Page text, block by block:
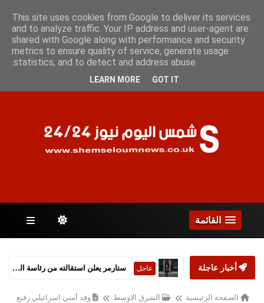
الجمعة 7 أغسطس 2026
الصفحات
القائمة
أخبار عاجلة عاجل ستارمر يعلن استقالته من رئاسة الحكومة البريطانية
الصفحة الرئيسية الشرق الاوسط
وفد أمني اسرائيلي رفيع
This site uses cookies from Google to deliver its services
and to analyze traffic. Your IP address and user-agent are
shared with Google along with performance and security
metrics to ensure quality of service, generate usage
statistics, and to detect and address abuse.
LEARN MORE GOT IT